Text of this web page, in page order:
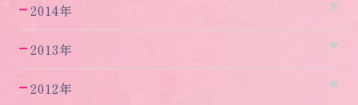
2014年
2013年
2012年